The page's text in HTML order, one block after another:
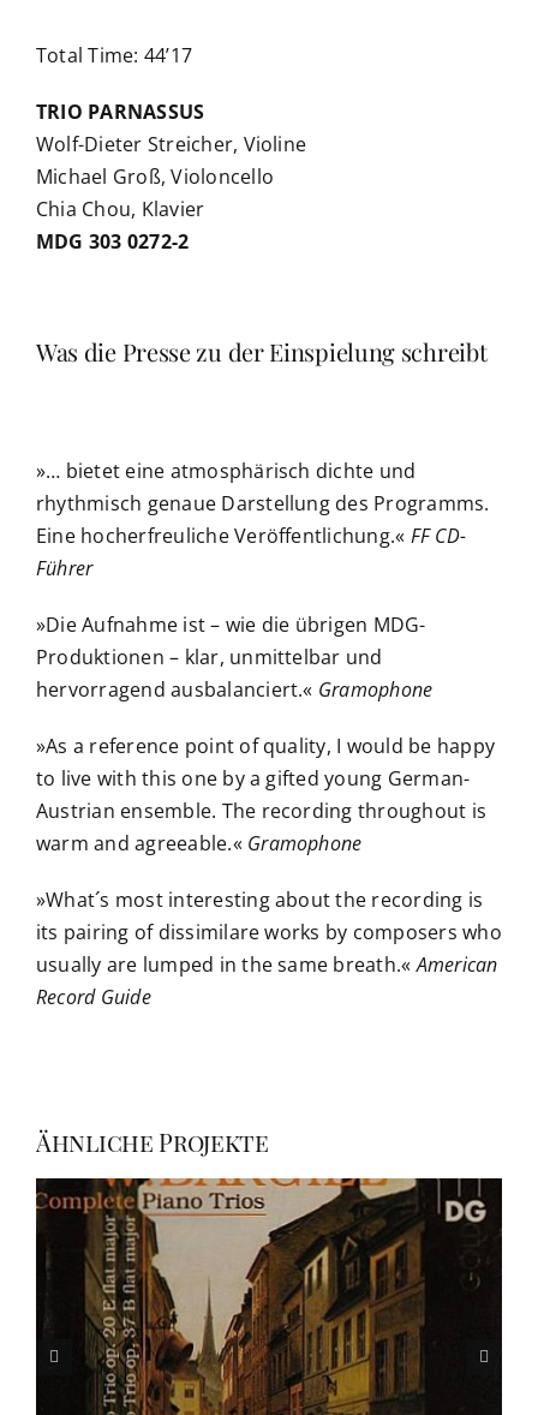
Total Time: 44’17
TRIO PARNASSUS
Wolf-Dieter Streicher, Violine
Michael Groß, Violoncello
Chia Chou, Klavier
MDG 303 0272-2
Was die Presse zu der Einspielung schreibt
»… bietet eine atmosphärisch dichte und
rhythmisch genaue Darstellung des Programms.
Eine hocherfreuliche Veröffentlichung.« FF CD-
Führer
»Die Aufnahme ist – wie die übrigen MDG-
Produktionen – klar, unmittelbar und
hervorragend ausbalanciert.« Gramophone
»As a reference point of quality, I would be happy
to live with this one by a gifted young German-
Austrian ensemble. The recording throughout is
warm and agreeable.« Gramophone
»What´s most interesting about the recording is
its pairing of dissimilare works by composers who
usually are lumped in the same breath.«American
Record Guide
Ähnliche Projekte
WOLDEMAR BARGIEL (1828-1897)
VOL. 2